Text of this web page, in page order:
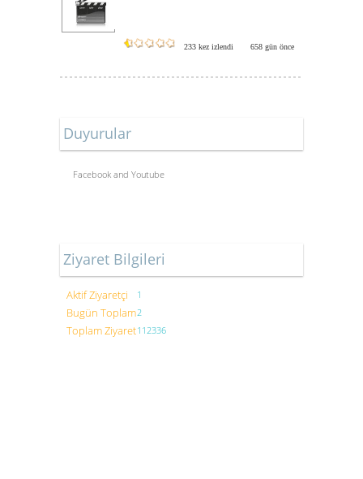
233 kez izlendi 658 gün önce
Duyurular
Facebook and Youtube
Ziyaret Bilgileri
Aktif Ziyaretçi 1
Bugün Toplam2
Toplam Ziyaret112336